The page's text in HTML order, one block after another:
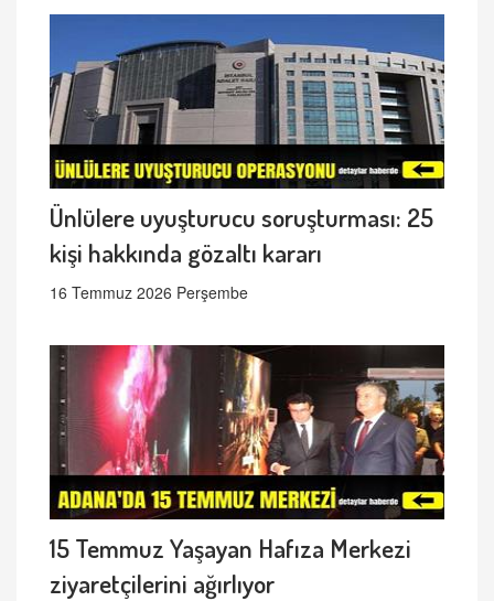
Ünlülere uyuşturucu soruşturması: 25
kişi hakkında gözaltı kararı
16 Temmuz 2026 Perşembe
15 Temmuz Yaşayan Hafıza Merkezi
ziyaretçilerini ağırlıyor